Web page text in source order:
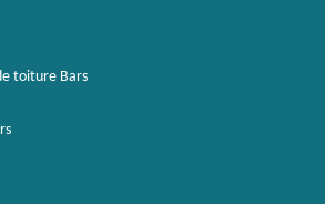
toiture Bars